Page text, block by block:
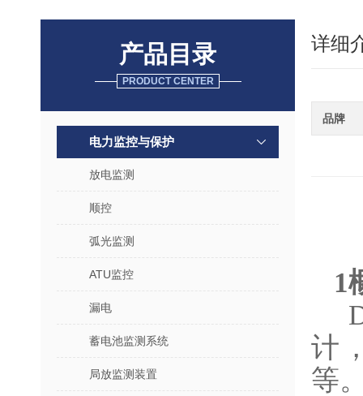
产品目录
PRODUCT CENTER
电力监控与保护
放电监测
顺控
弧光监测
ATU监控
漏电
蓄电池监测系统
局放监测装置
详细
品牌
1
计
等